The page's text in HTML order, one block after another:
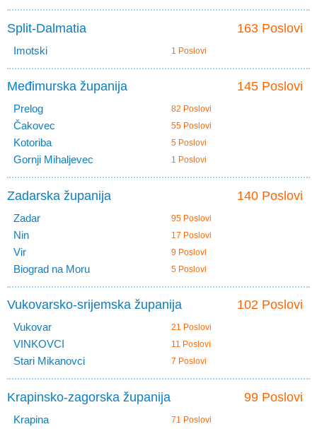
163 Poslovi
Split-Dalmatia
Imotski 1 Poslovi
145 Poslovi
Međimurska županija
Prelog 82 Poslovi
Čakovec 55 Poslovi
Kotoriba 5 Poslovi
Gornji Mihaljevec 1 Poslovi
140 Poslovi
Zadarska županija
Zadar 95 Poslovi
Nin 17 Poslovi
Vir 9 Poslovi
Biograd na Moru 5 Poslovi
102 Poslovi
Vukovarsko-srijemska županija
Vukovar 21 Poslovi
VINKOVCI 11 Poslovi
Stari Mikanovci 7 Poslovi
99 Poslovi
Krapinsko-zagorska županija
Krapina 71 Poslovi